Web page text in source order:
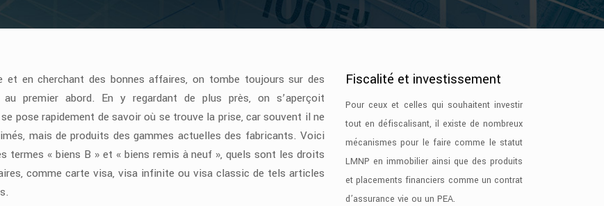
en cherchant des bonnes affaires, on tombe toujours sur des
premier abord. En y regardant de plus près, on s’aperçoit
pose rapidement de savoir où se trouve la prise, car souvent il ne
mais de produits des gammes actuelles des fabricants. Voici
termes « biens B » et « biens remis à neuf », quels sont les droits
comme carte visa, visa infinite ou visa classic de tels articles
Fiscalité et investissement
Pour ceux et celles qui souhaitent investir
tout en défiscalisant, il existe de nombreux
mécanismes pour le faire comme le statut
LMNP en immobilier ainsi que des produits
et placements financiers comme un contrat
d’assurance vie ou un PEA.